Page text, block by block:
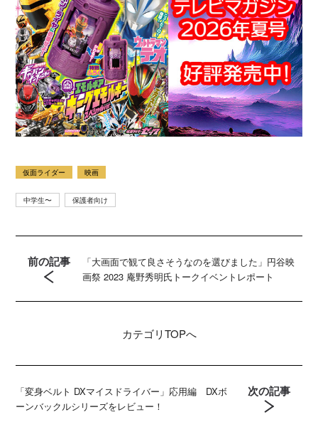
仮面ライダー 映画
中学生〜 保護者向け
前の記事
「大画面で観て良さそうなのを選びました」円谷映
画祭 2023 庵野秀明氏トークイベントレポート
カテゴリTOPへ
「変身ベルト DXマイスドライバー」応用編 DXボ
ーンバックルシリーズをレビュー！
次の記事